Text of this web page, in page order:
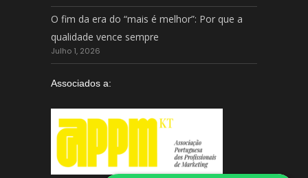
O fim da era do “mais é melhor”: Por que a
qualidade vence sempre
Julho 1, 2026
Associados a: